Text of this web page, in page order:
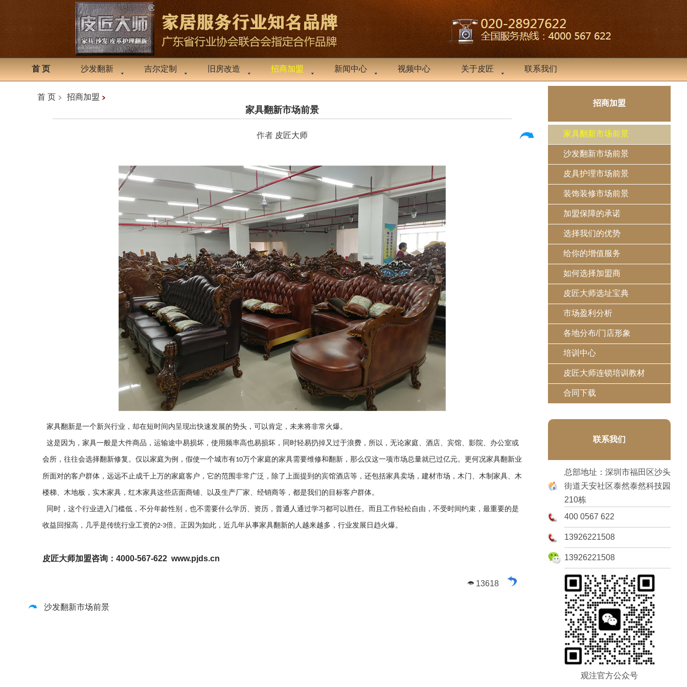
首 页 沙发翻新 吉尔定制 旧房改造 招商加盟 新闻中心 视频中心 关于皮匠 联系我们
首 页 招商加盟
家具翻新市场前景
作者 皮匠大师
家具翻新是一个新兴行业，却在短时间内呈现出快速发展的势头，可以肯定，未来将非常火爆。
这是因为，家具一般是大件商品，运输途中易损坏，使用频率高也易损坏，同时轻易扔掉又过于浪费，所以，无论家庭、酒店、宾馆、影院、办公室或
会所，往往会选择翻新修复。仅以家庭为例，假使一个城市有10万个家庭的家具需要维修和翻新，那么仅这一项市场总量就已过亿元。更何况家具翻新业
所面对的客户群体，远远不止成千上万的家庭客户，它的范围非常广泛，除了上面提到的宾馆酒店等，还包括家具卖场，建材市场，木门、木制家具、木
楼梯、木地板，实木家具，红木家具这些店面商铺、以及生产厂家、经销商等，都是我们的目标客户群体。
同时，这个行业进入门槛低，不分年龄性别，也不需要什么学历、资历，普通人通过学习都可以胜任。而且工作轻松自由，不受时间约束，最重要的是
收益回报高，几乎是传统行业工资的2-3倍。正因为如此，近几年从事家具翻新的人越来越多，行业发展日趋火爆。
皮匠大师加盟咨询：4000-567-622 www.pjds.cn
13618
沙发翻新市场前景
招商加盟
家具翻新市场前景
沙发翻新市场前景
皮具护理市场前景
装饰装修市场前景
加盟保障的承诺
选择我们的优势
给你的增值服务
如何选择加盟商
皮匠大师选址宝典
市场盈利分析
各地分布/门店形象
培训中心
皮匠大师连锁培训教材
合同下载
联系我们
总部地址：深圳市福田区沙头
街道天安社区泰然泰然科技园
210栋
400 0567 622
13926221508
13926221508
观注官方公众号